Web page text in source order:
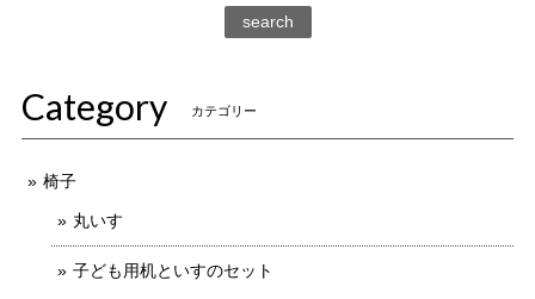
search
Category カテゴリー
椅子
丸いす
子ども用机といすのセット